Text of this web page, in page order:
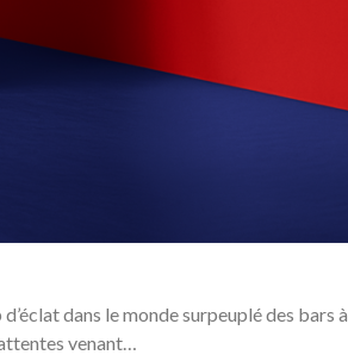
dans le monde surpeuplé des bars à
venant…